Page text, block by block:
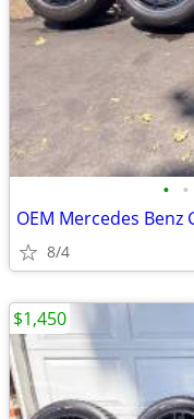
• •
8/4
$1,450